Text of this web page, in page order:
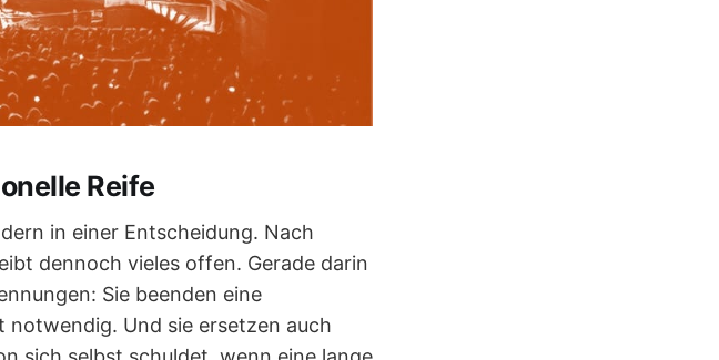
Reife
in einer Entscheidung. Nach
dennoch vieles offen. Gerade darin
Sie beenden eine
notwendig. Und sie ersetzen auch